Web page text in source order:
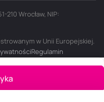
210 Wrocław, NIP:
w Unii Europejskiej.
Regulamin